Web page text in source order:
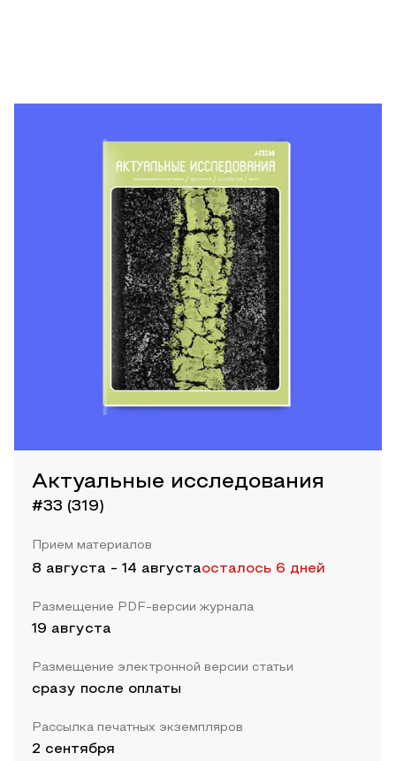
Актуальные исследования
#33 (319)
Прием материалов
8 августа - 14 августаосталось 6 дней
Размещение PDF-версии журнала
19 августа
Размещение электронной версии статьи
сразу после оплаты
Рассылка печатных экземпляров
2 сентября